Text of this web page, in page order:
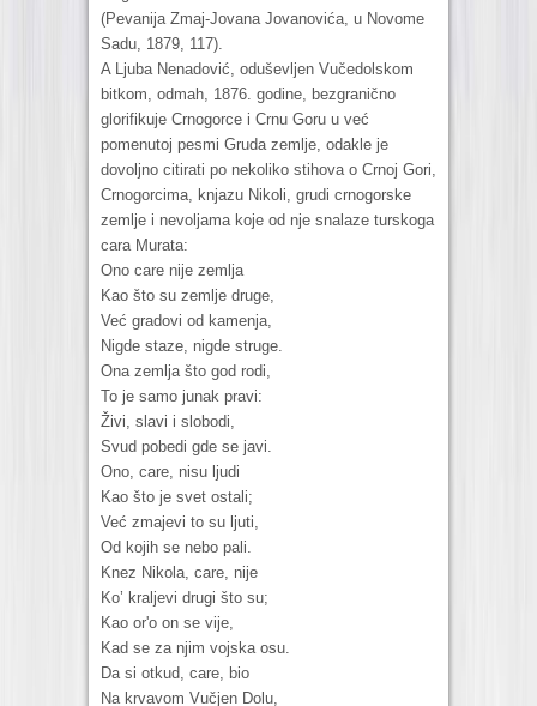
(Pevanija Zmaj-Jovana Jovanovića, u Novome
Sadu, 1879, 117).
A Ljuba Nenadović, oduševljen Vučedolskom
bitkom, odmah, 1876. godine, bezgranično
glorifikuje Crnogorce i Crnu Goru u već
pomenutoj pesmi Gruda zemlje, odakle je
dovoljno citirati po nekoliko stihova o Crnoj Gori,
Crnogorcima, knjazu Nikoli, grudi crnogorske
zemlje i nevoljama koje od nje snalaze turskoga
cara Murata:
Ono care nije zemlja
Kao što su zemlje druge,
Već gradovi od kamenja,
Nigde staze, nigde struge.
Ona zemlja što god rodi,
To je samo junak pravi:
Živi, slavi i slobodi,
Svud pobedi gde se javi.
Ono, care, nisu ljudi
Kao što je svet ostali;
Već zmajevi to su ljuti,
Od kojih se nebo pali.
Knez Nikola, care, nije
Ko’ kraljevi drugi što su;
Kao or'o on se vije,
Kad se za njim vojska osu.
Da si otkud, care, bio
Na krvavom Vučjen Dolu,